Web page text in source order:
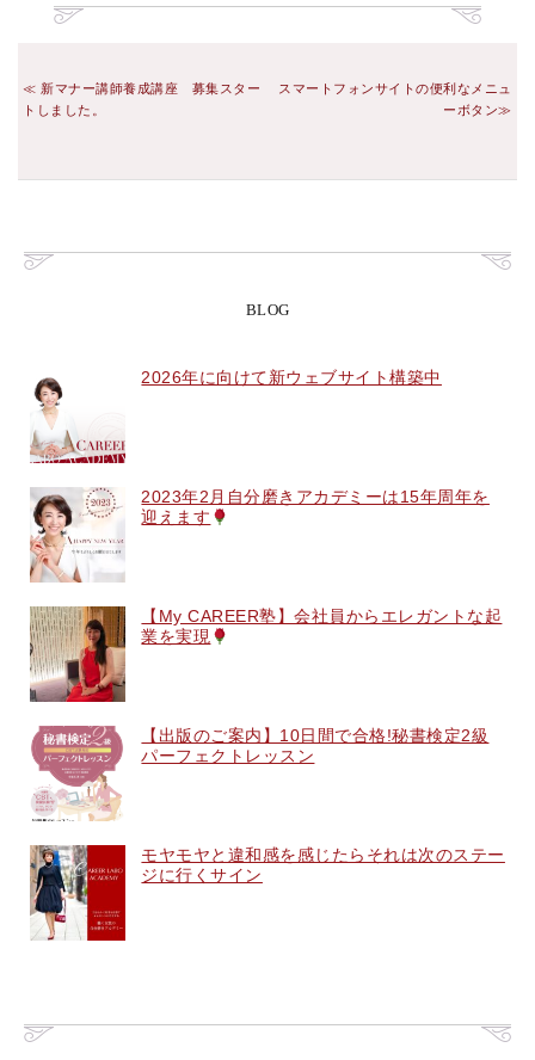
新マナー講師養成講座 募集スター
トしました。
スマートフォンサイトの便利なメニュ
ーボタン
BLOG
2026年に向けて新ウェブサイト構築中
2023年2月自分磨きアカデミーは15年周年を
迎えます
【My CAREER塾】会社員からエレガントな起
業を実現
【出版のご案内】10日間で合格!秘書検定2級
パーフェクトレッスン
モヤモヤと違和感を感じたらそれは次のステー
ジに行くサイン